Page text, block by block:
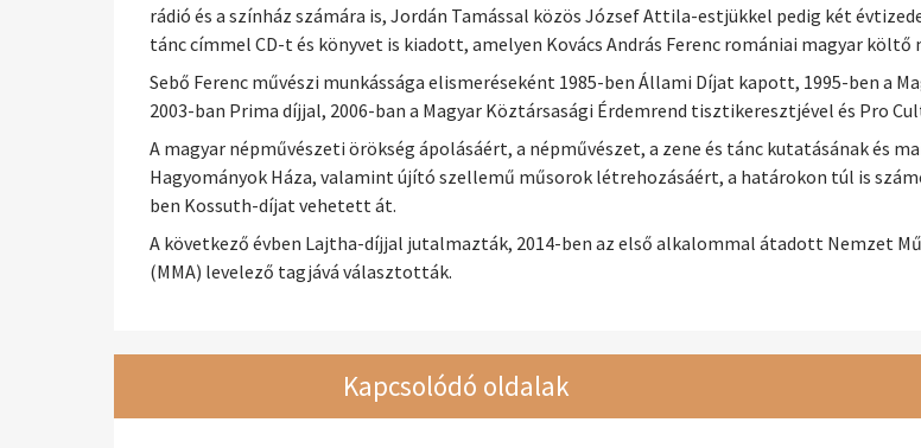
rádió és a színház számára is, Jordán Tamással közös József Attila-estjükkel pedig két
tánc címmel CD-t és könyvet is kiadott, amelyen Kovács András Ferenc romániai magyar
Sebő Ferenc művészi munkássága elismeréseként 1985-ben Állami Díjat kapott, 1995-ben a
2003-ban Prima díjjal, 2006-ban a Magyar Köztársasági Érdemrend tisztikeresztjével és Pro
A magyar népművészeti örökség ápolásáért, a népművészet, a zene és tánc kutatásának és
Hagyományok Háza, valamint újító szellemű műsorok létrehozásáért, a határokon túl is
ben Kossuth-díjat vehetett át.
A következő évben Lajtha-díjjal jutalmazták, 2014-ben az első alkalommal átadott Nemzet
(MMA) levelező tagjává választották.
Kapcsolódó oldalak